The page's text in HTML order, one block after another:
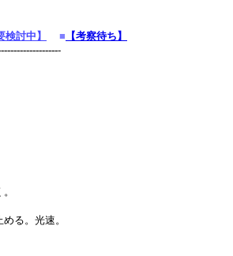
検討中】 ■ 【考察待ち】
-
る。光速。